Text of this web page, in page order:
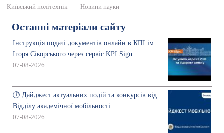
Київський політехнік
Новини науки
Останні матеріали сайту
Інструкція подачі документів онлайн в КПІ ім.
Ігоря Сікорського через сервіс KPI Sign
07-08-2026
🕔 Дайджест актуальних подій та конкурсів від
Відділу академічної мобільності
07-08-2026